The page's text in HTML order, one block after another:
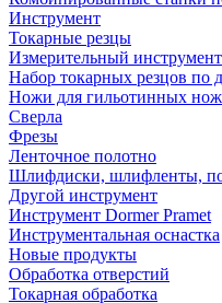
Инструмент
Токарные резцы
Измерительный инструмент
Набор токарных резцов по
Ножи для гильотинных
Сверла
Фрезы
Ленточное полотно
Шлифдиски, шлифленты,
Другой инструмент
Инструмент Dormer Pramet
Инструментальная оснастка
Новые продукты
Обработка отверстий
Токарная обработка